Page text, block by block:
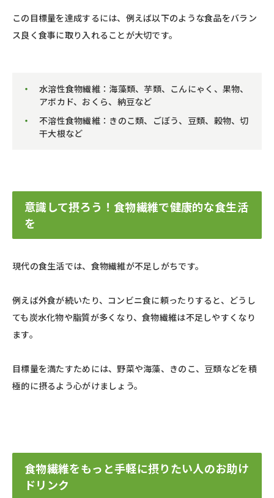
この目標量を達成するには、例えば以下のような食品をバラン
ス良く食事に取り入れることが大切です。
水溶性食物繊維：海藻類、芋類、こんにゃく、果物、
アボカド、おくら、納豆など
不溶性食物繊維：きのこ類、ごぼう、豆類、穀物、切
干大根など
意識して摂ろう！食物繊維で健康的な食生活
を
現代の食生活では、食物繊維が不足しがちです。
例えば外食が続いたり、コンビニ食に頼ったりすると、どうし
ても炭水化物や脂質が多くなり、食物繊維は不足しやすくなり
ます。
目標量を満たすためには、野菜や海藻、きのこ、豆類などを積
極的に摂るよう心がけましょう。
食物繊維をもっと手軽に摂りたい人のお助け
ドリンク